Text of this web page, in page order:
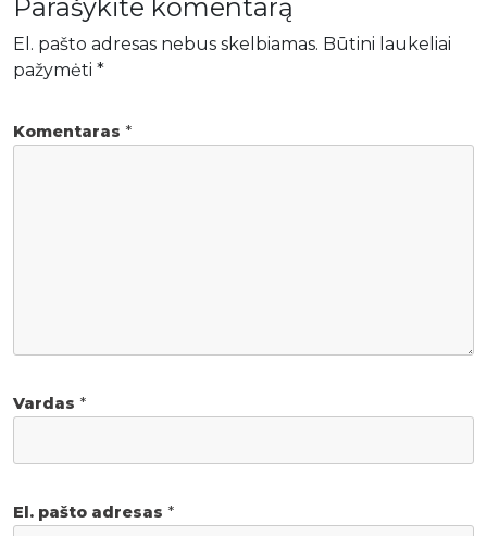
Parašykite komentarą
El. pašto adresas nebus skelbiamas. Būtini laukeliai
pažymėti *
Komentaras *
Vardas *
El. pašto adresas *